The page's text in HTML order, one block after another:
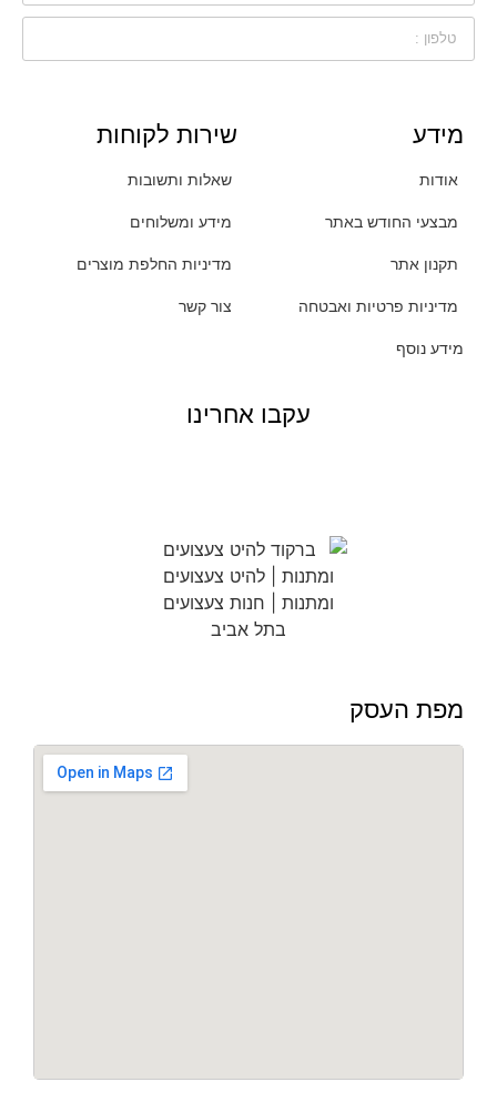
מידע
אודות
מבצעי החודש באתר
תקנון אתר
מדיניות פרטיות ואבטחה
מידע נוסף
שירות לקוחות
שאלות ותשובות
מידע ומשלוחים
מדיניות החלפת מוצרים
צור קשר
עקבו אחרינו
מפת העסק